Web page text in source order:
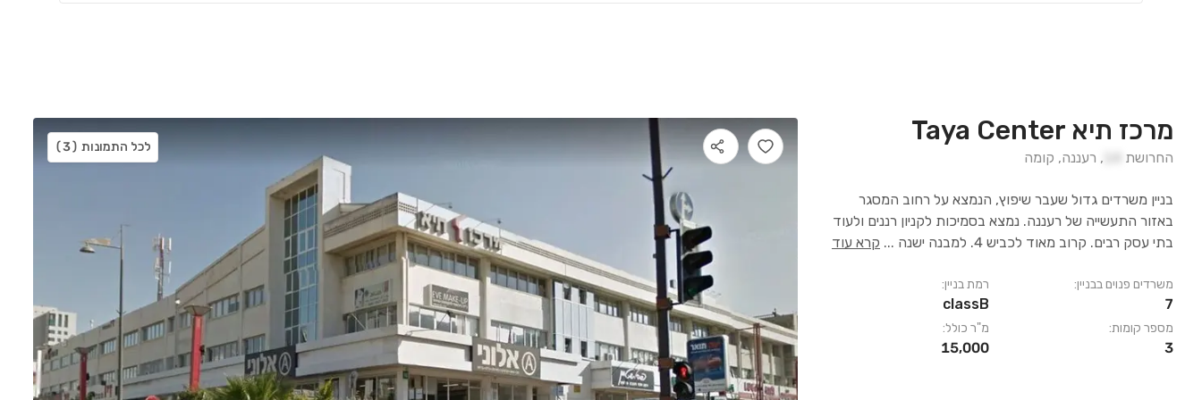
מרכז תיא Taya Center
החרושת , רעננה, קומה
בניין משרדים גדול שעבר שיפוץ, הנמצא על רחוב המסגר
באזור התעשייה של רעננה. נמצא בסמיכות לקניון רננים ולעוד
בתי עסק רבים. קרוב מאוד לכביש 4. למבנה ישנה
... קרא עוד
משרדים פנוים בבניין:
7
מספר קומות:
3
רמת בניין:
classB
מ"ר כולל:
15,000
לכל התמונות (3)